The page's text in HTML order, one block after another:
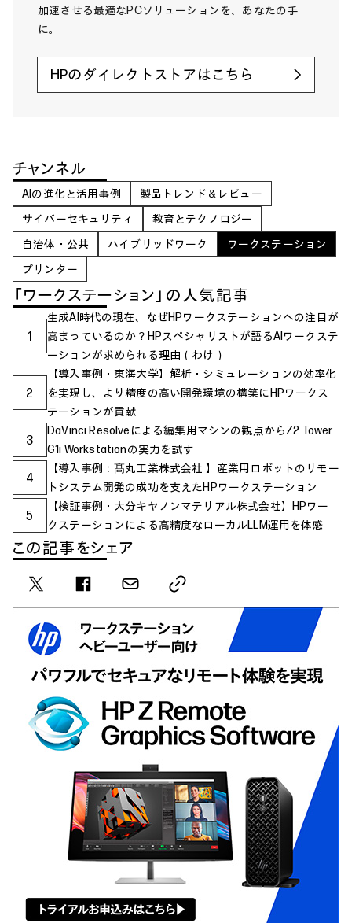
加速させる最適なPCソリューションを、あなたの手
に。
HPのダイレクトストアはこちら
チャンネル
AIの進化と活用事例
製品トレンド＆レビュー
サイバーセキュリティ
教育とテクノロジー
自治体・公共
ハイブリッドワーク
ワークステーション
プリンター
「ワークステーション」の人気記事
1
生成AI時代の現在、なぜHPワークステーションへの注目が
高まっているのか？HPスペシャリストが語るAIワークステ
ーションが求められる理由（わけ）
2
【導入事例・東海大学】解析・シミュレーションの効率化
を実現し、より精度の高い開発環境の構築にHPワークス
テーションが貢献
3
DaVinci Resolveによる編集用マシンの観点からZ2 Tower
G1i Workstationの実力を試す
4
【導入事例：髙丸工業株式会社 】産業用ロボットのリモー
トシステム開発の成功を支えたHPワークステーション
5
【検証事例・大分キヤノンマテリアル株式会社】HPワー
クステーションによる高精度なローカルLLM運用を体感
この記事をシェア